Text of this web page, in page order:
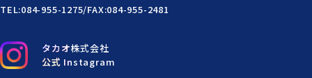
タカオ株式会社
公式 Instagram
TEL:084-955-1275/FAX:084-955-2481